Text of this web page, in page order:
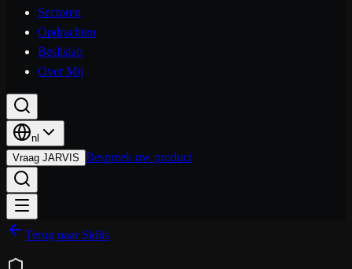
Sectoren
Opdrachten
Beslislab
Over Mij
nl
Vraag JARVIS Bespreek uw product
Terug naar Skills